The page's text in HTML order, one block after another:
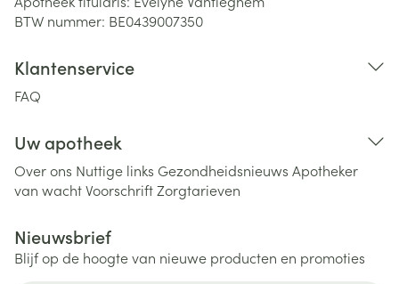
BTW nummer: BE0439007350
Klantenservice
FAQ
Uw apotheek
Over ons Nuttige links Gezondheidsnieuws Apotheker
van wachtVoorschriftZorgtarieven
Nieuwsbrief
Blijf op de hoogte van nieuwe producten en promoties